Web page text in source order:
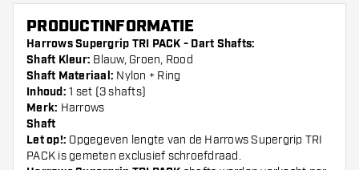
PRODUCTINFORMATIE
Harrows Supergrip TRI PACK - Dart Shafts:
Shaft Kleur: Blauw, Groen, Rood
Shaft Materiaal: Nylon + Ring
Inhoud: 1 set (3 shafts)
Merk: Harrows
Shaft
Let op!: Opgegeven lengte van de Harrows Supergrip TRI
PACK is gemeten exclusief schroefdraad.